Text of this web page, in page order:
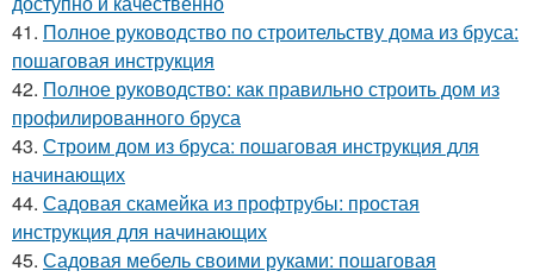
41. Полное руководство по строительству дома из бруса:
пошаговая инструкция
42. Полное руководство: как правильно строить дом из
профилированного бруса
43. Строим дом из бруса: пошаговая инструкция для
начинающих
44. Садовая скамейка из профтрубы: простая
инструкция для начинающих
45. Садовая мебель своими руками: пошаговая